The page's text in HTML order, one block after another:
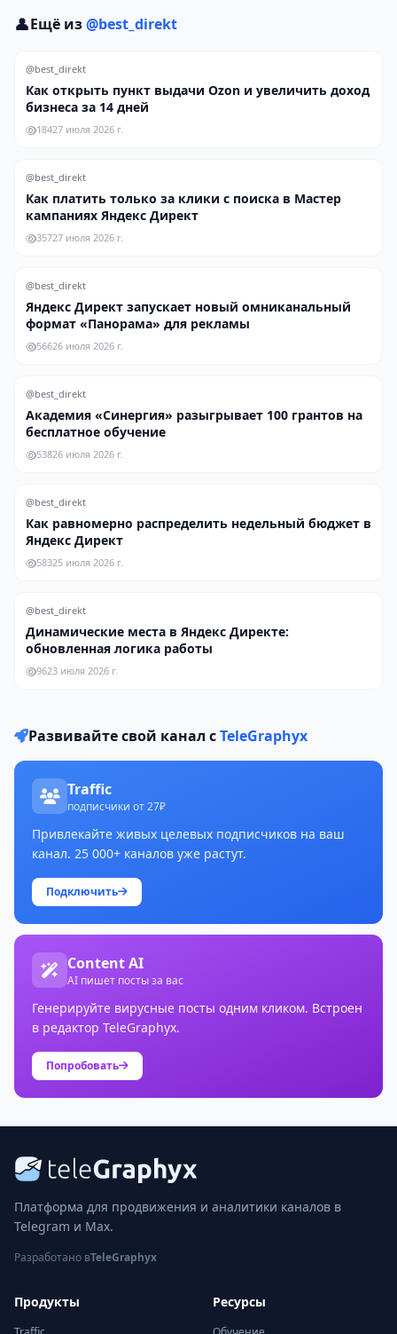
👤Ещё из@best_direkt
@best_direkt
Как открыть пункт выдачи Ozon и увеличить доход
бизнеса за 14 дней
18427 июля 2026 г.
@best_direkt
Как платить только за клики с поиска в Мастер
кампаниях Яндекс Директ
35727 июля 2026 г.
@best_direkt
Яндекс Директ запускает новый омниканальный
формат «Панорама» для рекламы
56626 июля 2026 г.
@best_direkt
Академия «Синергия» разыгрывает 100 грантов на
бесплатное обучение
53826 июля 2026 г.
@best_direkt
Как равномерно распределить недельный бюджет в
Яндекс Директ
58325 июля 2026 г.
@best_direkt
Динамические места в Яндекс Директе:
обновленная логика работы
9623 июля 2026 г.
Развивайте свой канал сTeleGraphyx
Traffic
подписчики от 27₽
Привлекайте живых целевых подписчиков на ваш
канал. 25 000+ каналов уже растут.
Подключить
Content AI
AI пишет посты за вас
Генерируйте вирусные посты одним кликом. Встроен
в редактор TeleGraphyx.
Попробовать
Платформа для продвижения и аналитики каналов в
Telegram и Max.
Разработано вTeleGraphyx
Продукты Ресурсы